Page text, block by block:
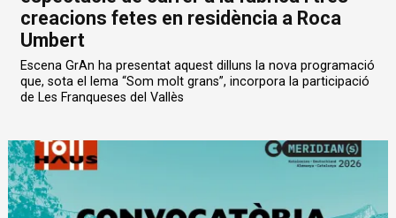
creacions fetes en residència a Roca
Umbert
Escena GrAn ha presentat aquest dilluns la nova programació
que, sota el lema “Som molt grans”, incorpora la participació
de Les Franqueses del Vallès